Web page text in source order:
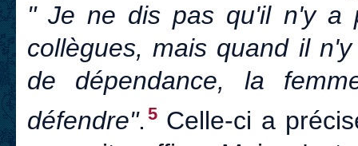
" Je ne dis pas qu'il n'y a
collègues, mais quand il
de dépendance, la
défendre". 5Celle-ci a